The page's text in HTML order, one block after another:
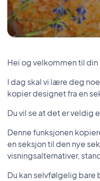
Hei og velkommen til
I dag skal vi lære deg
kopier designet fra en
Du vil se at det er veldig
Denne funksjonen
en seksjon til den nye
visningsalternativer,
Du kan selvfølgelig bare